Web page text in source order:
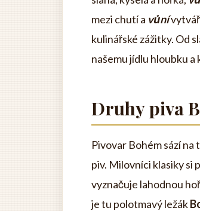
mezi chutí a vůní
kulinářské zážitky. Od
našemu jídlu hloubku a
Druhy piva
Pivovar Bohém sází
piv. Milovníci klasiky si
vyznačuje lahodnou
je tu polotmavý ležák